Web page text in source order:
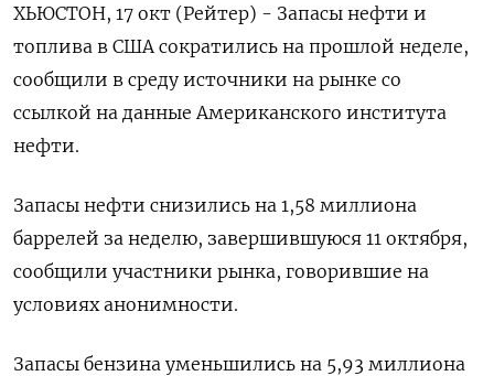
ХЬЮСТОН, 17 окт (Рейтер) - Запасы нефти и
топлива в США сократились на прошлой неделе,
сообщили в среду источники на рынке со
ссылкой на данные Американского института
нефти.
Запасы нефти снизились на 1,58 миллиона
баррелей за неделю, завершившуюся 11 октября,
сообщили участники рынка, говорившие на
условиях анонимности.
Запасы бензина уменьшились на 5,93 миллиона